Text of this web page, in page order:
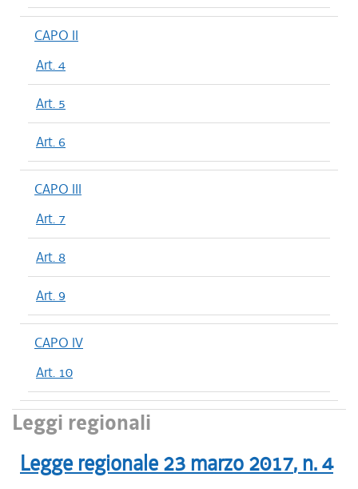
CAPO II
Art. 4
Art. 5
Art. 6
CAPO III
Art. 7
Art. 8
Art. 9
CAPO IV
Art. 10
Leggi regionali
Legge regionale 23 marzo 2017, n.4